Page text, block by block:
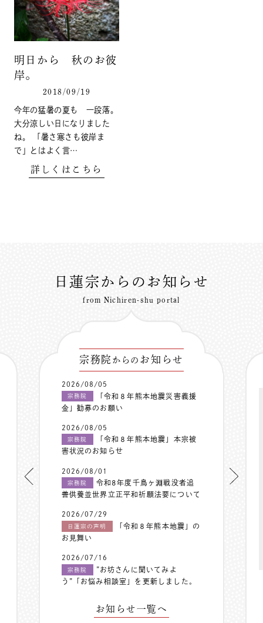
明日から 秋のお彼
岸。
2018/09/19
今年の猛暑の夏も 一段落。
大分涼しい日になりました
ね。 「暑さ寒さも彼岸ま
で」とはよく言…
詳しくはこちら
日蓮宗からのお知らせ
from Nichiren-shu portal
宗務院 からの お知らせ
2026/08/05
宗務院
「令和８年熊本地震災害義援
金」勧募のお願い
2026/08/05
宗務院
「令和８年熊本地震」本宗被
害状況のお知らせ
2026/08/01
宗務院
令和8年度千鳥ヶ淵戦没者追
善供養並世界立正平和祈願法要について
2026/07/29
日蓮宗の声明
「令和８年熊本地震」の
お見舞い
2026/07/16
宗務院
”お坊さんに聞いてみよ
う”「お悩み相談室」を更新しました。
お知らせ一覧へ